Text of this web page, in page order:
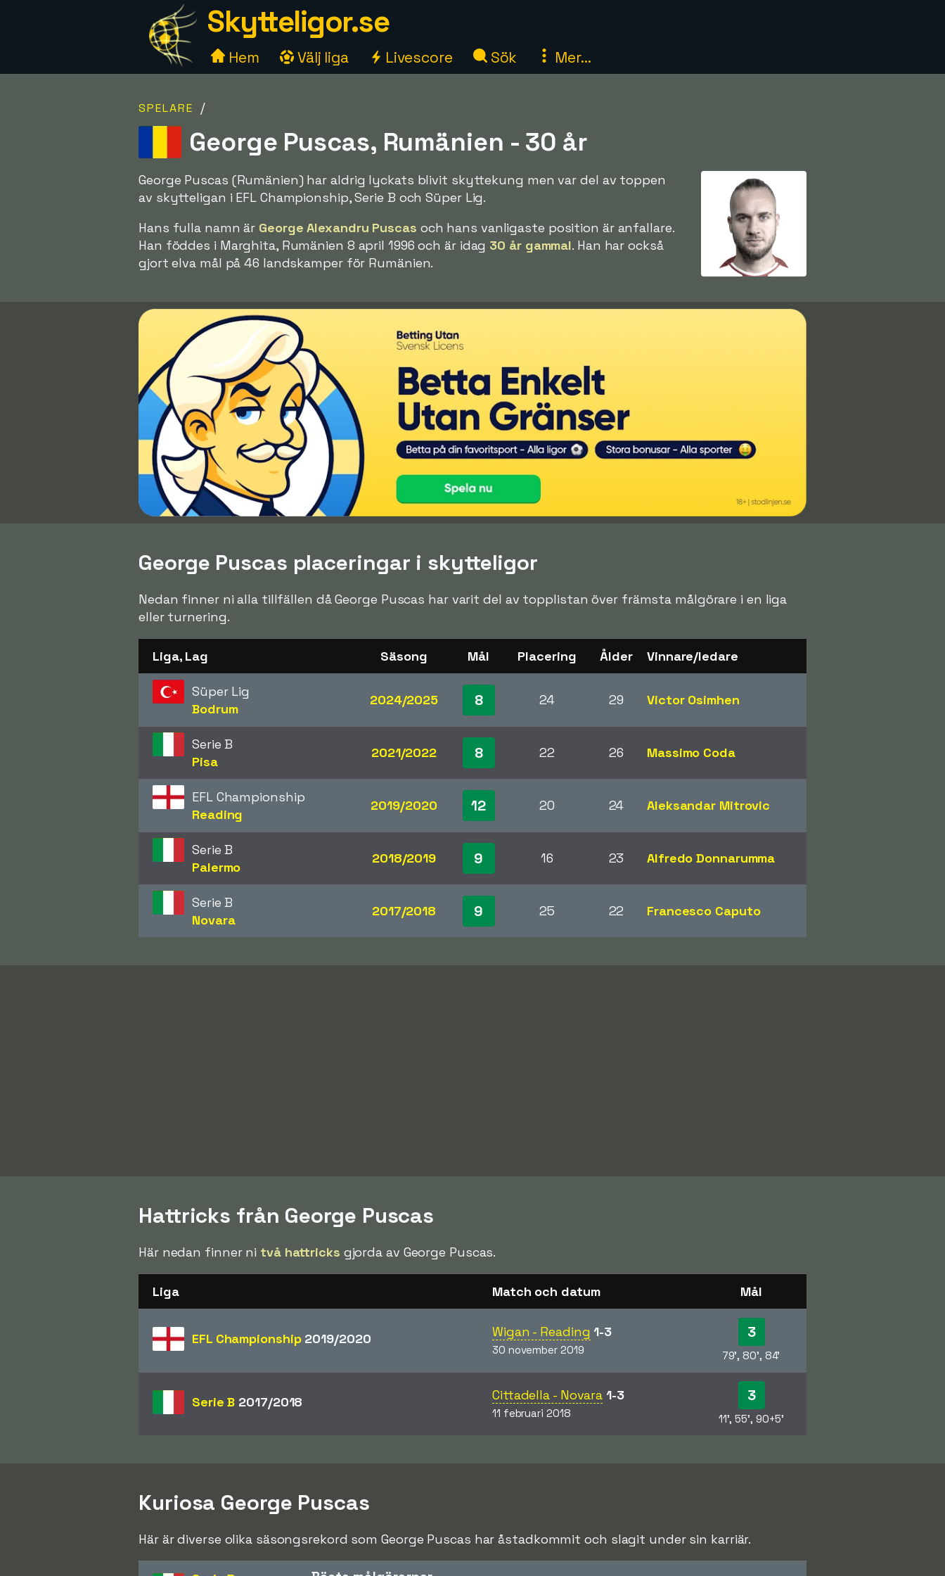
Skytteligor.se
Hem Välj liga Livescore Sök Mer...
SPELARE /
George Puscas, Rumänien - 30 år
George Puscas (Rumänien) har aldrig lyckats blivit skyttekung men var del av toppen
av skytteligan i EFL Championship, Serie B och Süper Lig.
Hans fulla namn är George Alexandru Puscas och hans vanligaste position är anfallare.
Han föddes i Marghita, Rumänien 8 april 1996 och är idag 30 år gammal. Han har också
gjort elva mål på 46 landskamper för Rumänien.
George Puscas placeringar i skytteligor
Nedan finner ni alla tillfällen då George Puscas har varit del av topplistan över främsta målgörare i en liga
eller turnering.
Liga, Lag Säsong Mål Placering Ålder Vinnare/ledare
Süper Lig
Bodrum
2024/2025 8 24 29 Victor Osimhen
Serie B
Pisa
2021/2022 8 22 26 Massimo Coda
EFL Championship
Reading
2019/2020 12 20 24 Aleksandar Mitrovic
Serie B
Palermo
2018/2019 9 16 23 Alfredo Donnarumma
Serie B
Novara
2017/2018 9 25 22 Francesco Caputo
Hattricks från George Puscas
Här nedan finner ni två hattricks gjorda av George Puscas.
Liga Match och datum Mål
EFL Championship2019/2020 Wigan - Reading 1-3
30 november 2019
3
79', 80', 84'
Serie B 2017/2018 Cittadella - Novara 1-3
11 februari 2018
3
11', 55', 90+5'
Kuriosa George Puscas
Här är diverse olika säsongsrekord som George Puscas har åstadkommit och slagit under sin karriär.